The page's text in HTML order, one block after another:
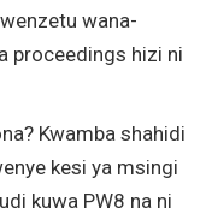
wana-
proceedings hizi ni
Kwamba shahidi
kesi ya msingi
kuwa PW8 na ni